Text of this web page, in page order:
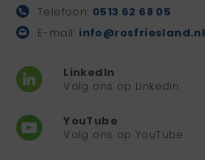
Telefoon: 0513 62 68 05
E-mail: info@rosfriesland.nl
LinkedIn
Volg ons op Linkedin
YouTube
Volg ons op YouTube